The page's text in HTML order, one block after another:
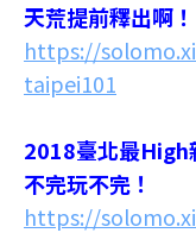
天荒提前釋出啊！
https://
taipei101
2018臺北最High
不完玩不完！
https://